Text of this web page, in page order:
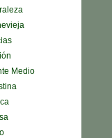
Medio